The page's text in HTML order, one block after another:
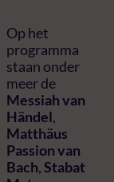
Op het
programma
staan onder
meer de
Messiah van
Händel,
Matthäus
Passion van
Bach,Stabat